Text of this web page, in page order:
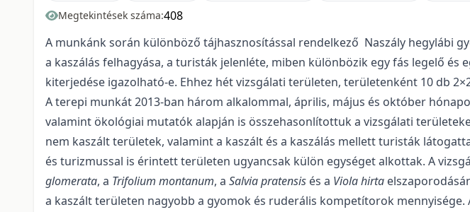
Megtekintések száma:408
A munkánk során különböző tájhasznosítással rendelkező Naszály hegylábi
a kaszálás felhagyása, a turisták jelenléte, miben különbözik egy fás legelő
kiterjedése igazolható-e. Ehhez hét vizsgálati területen, területenként 10 db
A terepi munkát 2013-ban három alkalommal, április, május és október
valamint ökológiai mutatók alapján is összehasonlítottuk a vizsgálati
nem kaszált területek, valamint a kaszált és a kaszálás mellett turisták
és turizmussal is érintett területen ugyancsak külön egységet alkottak. A
glomerata, a Trifolium montanum, a Salvia pratensis és a Viola hirta
a kaszált területen nagyobb a gyomok és ruderális kompetítorok mennyisége.